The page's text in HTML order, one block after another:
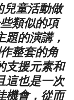
兒童活動做
類似的項
的演講，
整套的角
支援元素和
這也是一次
機會，從而